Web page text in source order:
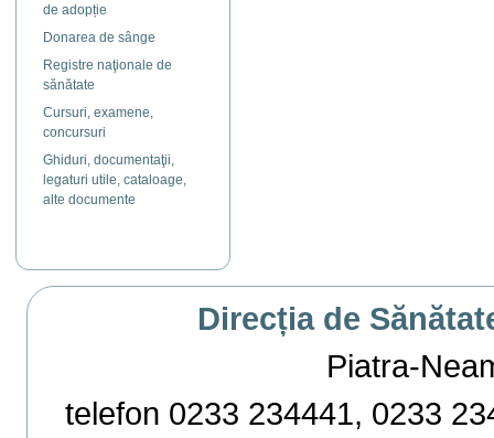
de adopție
Donarea de sânge
Registre naţionale de
sănătate
Cursuri, examene,
concursuri
Ghiduri, documentaţii,
legaturi utile, cataloage,
alte documente
Direcția de
Piatra-
telefon 0233 234441, 0233